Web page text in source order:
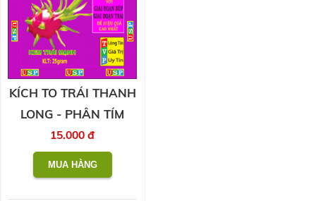
KÍCH TO TRÁI THANH
LONG - PHÂN TÍM
15.000 đ